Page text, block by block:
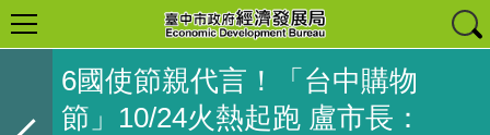
6國使節親代言！「台中購物
節」10/24火熱起跑 盧市長：